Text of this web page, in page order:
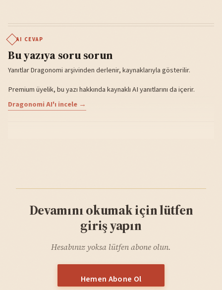
AI CEVAP
Bu yazıya soru sorun
Yanıtlar Dragonomi arşivinden derlenir, kaynaklarıyla gösterilir.
Premium üyelik, bu yazı hakkında kaynaklı AI yanıtlarını da içerir.
Dragonomi AI'ı incele →
Devamını okumak için lütfen
giriş yapın
Hesabınız yoksa lütfen abone olun.
Hemen Abone Ol